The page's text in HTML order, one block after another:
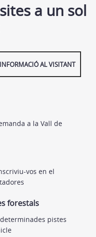
a un sol
INFORMACIÓ AL VISITANT
a la Vall de
vos en el
forestals
pistes